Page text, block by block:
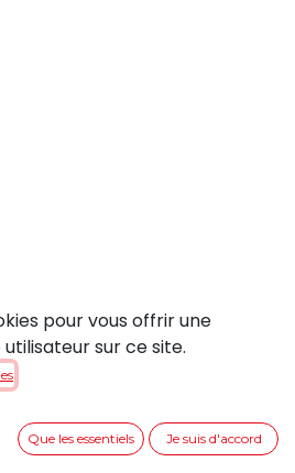
pour vous offrir une
sur ce site.
Que les essentiels Je suis d'accord